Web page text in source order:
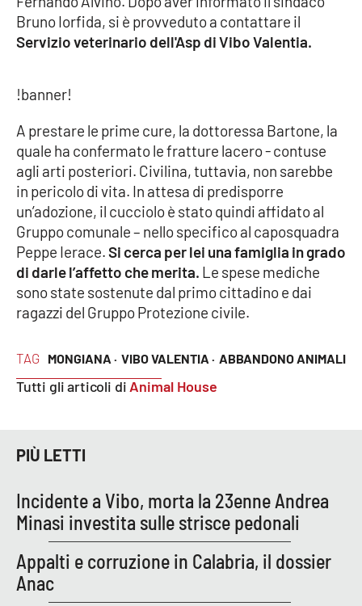
Società
RUBRICHE
Good Morning Vietnam
Parchi Marini Calabria
Leggendo Alvaro insieme
Imprese Di Calabria
LaC Network
LaC OnAir
TAG MONGIANA · VIBO VALENTIA · ABBANDONO ANIMALI
Tutti gli articoli di Animal House
Bruno Iorfida, si è provveduto a contattare il
Servizio veterinario dell'Asp di Vibo Valentia.
!banner!
A prestare le prime cure, la dottoressa Bartone, la
quale ha confermato le fratture lacero - contuse
agli arti posteriori. Civilina, tuttavia, non sarebbe
in pericolo di vita. In attesa di predisporre
un’adozione, il cucciolo è stato quindi affidato al
Gruppo comunale – nello specifico al caposquadra
Peppe Ierace.Si cerca per lei una famiglia in grado
di darle l’affetto che merita. Le spese mediche
sono state sostenute dal primo cittadino e dai
ragazzi del Gruppo Protezione civile.
PIÙ LETTI
Incidente a Vibo, morta la 23enne Andrea
Minasi investita sulle strisce pedonali
Appalti e corruzione in Calabria, il dossier
Anac